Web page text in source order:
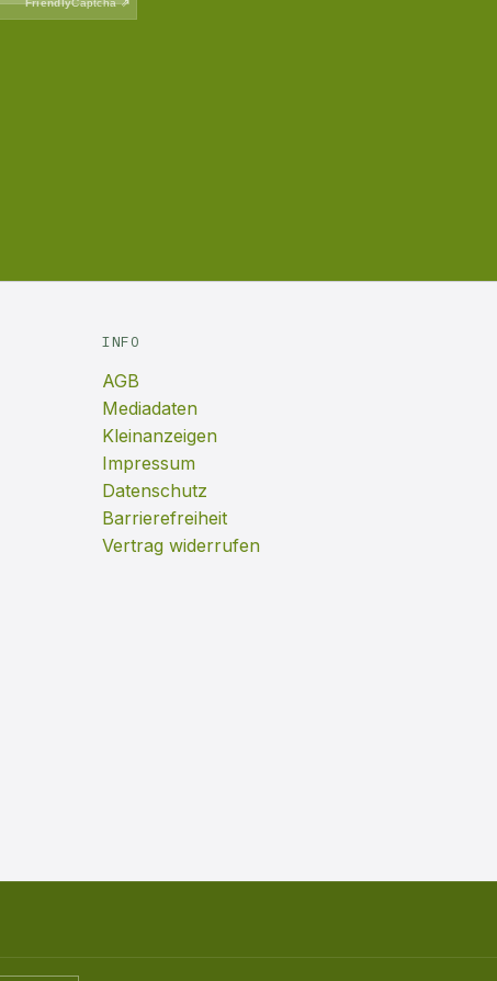
INFO
AGB
Mediadaten
Kleinanzeigen
Impressum
Datenschutz
Barrierefreiheit
Vertrag widerrufen